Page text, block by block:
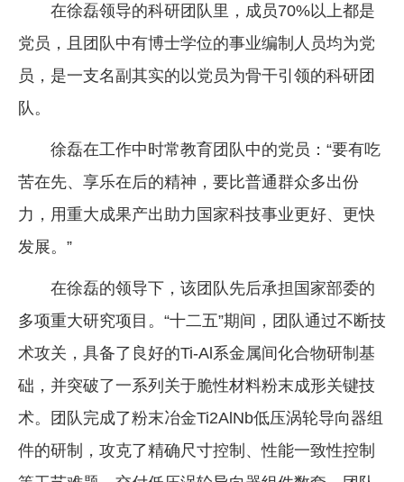
在徐磊领导的科研团队里，成员70%以上都是
党员，且团队中有博士学位的事业编制人员均为党
员，是一支名副其实的以党员为骨干引领的科研团
队。
徐磊在工作中时常教育团队中的党员：“要有吃
苦在先、享乐在后的精神，要比普通群众多出份
力，用重大成果产出助力国家科技事业更好、更快
发展。”
在徐磊的领导下，该团队先后承担国家部委的
多项重大研究项目。“十二五”期间，团队通过不断技
术攻关，具备了良好的Ti-Al系金属间化合物研制基
础，并突破了一系列关于脆性材料粉末成形关键技
术。团队完成了粉末冶金Ti2AlNb低压涡轮导向器组
件的研制，攻克了精确尺寸控制、性能一致性控制